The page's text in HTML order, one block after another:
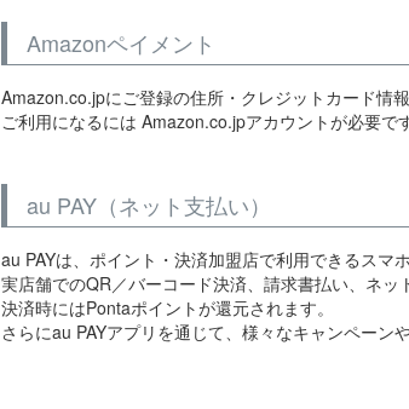
Amazonペイメント
Amazon.co.jpにご登録の住所・クレジットカード情
ご利用になるには Amazon.co.jpアカウントが必要です
au PAY（ネット支払い）
au PAYは、ポイント・決済加盟店で利用できるスマ
実店舗でのQR／バーコード決済、請求書払い、ネ
決済時にはPontaポイントが還元されます。
さらにau PAYアプリを通じて、様々なキャンペー